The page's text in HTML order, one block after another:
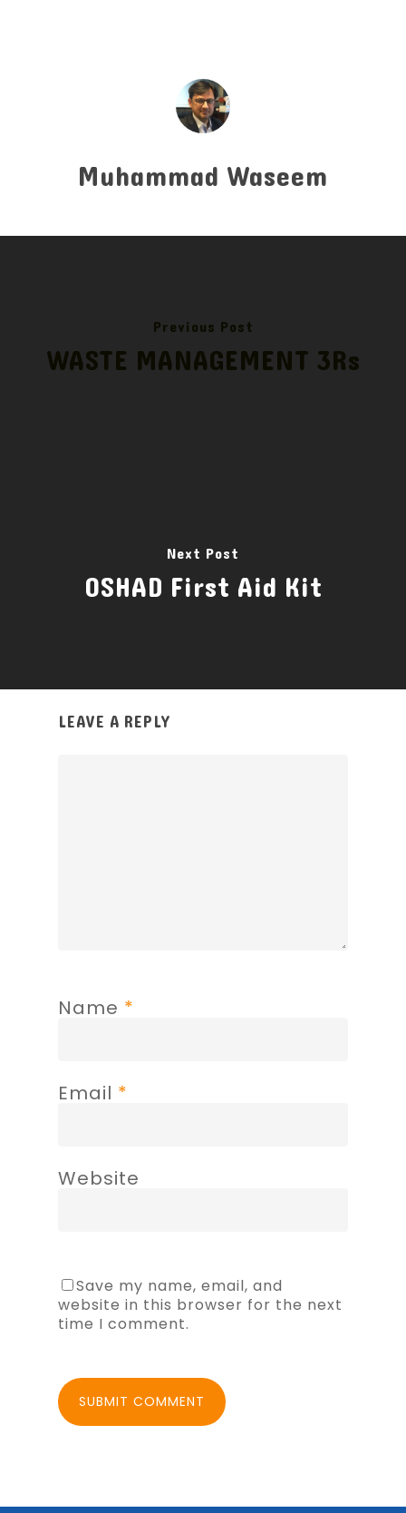
Muhammad Waseem
Previous Post
WASTE MANAGEMENT 3Rs
Next Post
OSHAD First Aid Kit
LEAVE A REPLY
Name *
Email *
Website
Save my name, email, and
website in this browser for the next
time I comment.